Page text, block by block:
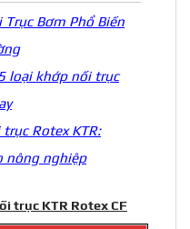
Trục Bơm Phổ Biến
loại khớp nối trục
Rotex KTR:
nông nghiệp
trục KTR Rotex CF